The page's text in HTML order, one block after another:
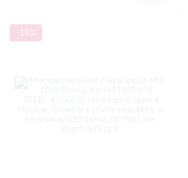
-18%